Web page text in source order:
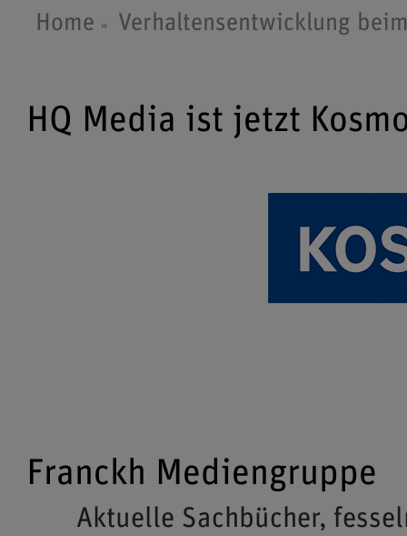
Home Verhaltensentwicklung
HQ Media ist jetzt
Franckh Mediengruppe
Aktuelle Sachbücher,